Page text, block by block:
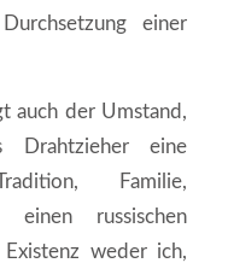
einer
auch der Umstand,
eine
Familie,
einen russischen
weder ich,